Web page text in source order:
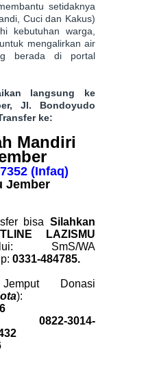
setidaknya
Cuci dan Kakus)
kebutuhan warga,
mengalirkan air
berada di portal
langsung ke
Jl. Bondoyudo
ke:
Mandiri
(Infaq)
Jember
bisa Silahkan
LAZISMU
SmS/WA
0331-484785.
Donasi
):
0822-3014-